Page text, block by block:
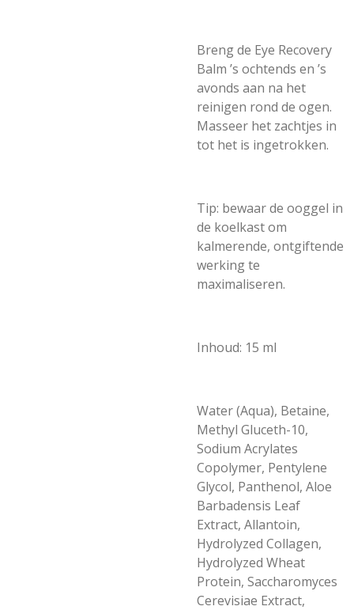
Breng de Eye Recovery
Balm ’s ochtends en ’s
avonds aan na het
reinigen rond de ogen.
Masseer het zachtjes in
tot het is ingetrokken.
Tip: bewaar de ooggel in
de koelkast om
kalmerende, ontgiftende
werking te
maximaliseren.
Inhoud: 15 ml
Water (Aqua), Betaine,
Methyl Gluceth-10,
Sodium Acrylates
Copolymer, Pentylene
Glycol, Panthenol, Aloe
Barbadensis Leaf
Extract, Allantoin,
Hydrolyzed Collagen,
Hydrolyzed Wheat
Protein, Saccharomyces
Cerevisiae Extract,